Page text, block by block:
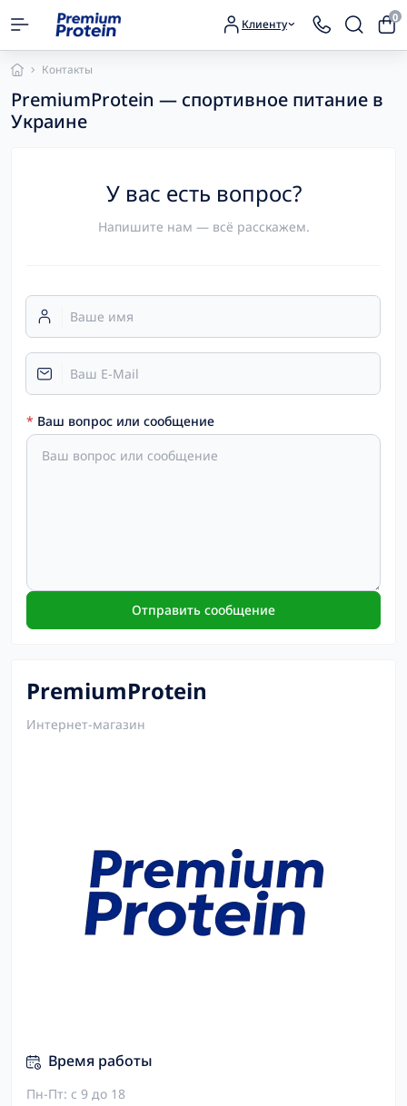
Клиенту 0
Контакты
PremiumProtein — спортивное питание в
Украине
PremiumProtein
Интернет-магазин
Время работы
Пн-Пт: с 9 до 18
У вас есть вопрос?
Напишите нам — всё расскажем.
* Ваш вопрос или сообщение
Отправить сообщение